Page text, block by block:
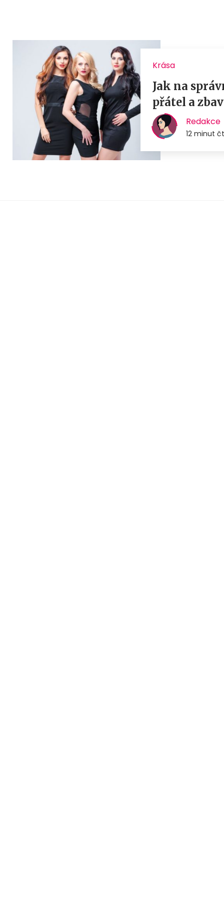
Krása
Jak na
přátel a
Redakce
12 minut